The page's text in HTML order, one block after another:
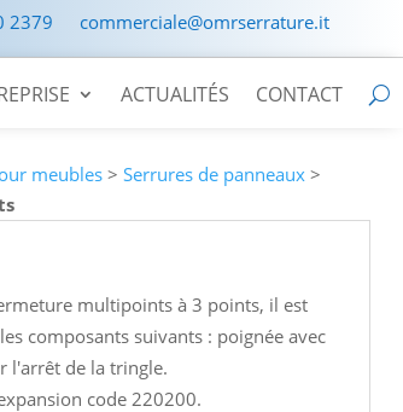
2379 commerciale@omrserrature.it
ACTUALITÉS CONTACT
meubles >Serrures de panneaux >
multipoints à 3 points, il est
composants suivants : poignée avec
l'arrêt de la tringle.
code 220200.